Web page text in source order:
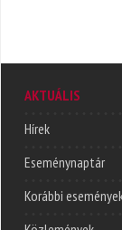
AKTUÁLIS
Hírek
Eseménynaptár
Korábbi